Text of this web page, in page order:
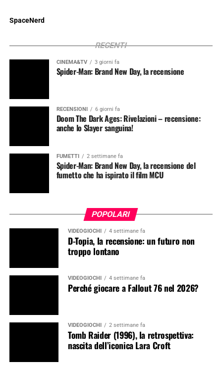
SpaceNerd
RECENTI
CINEMA&TV 3 giorni fa
Spider-Man: Brand New Day, la recensione
RECENSIONI 6 giorni fa
Doom The Dark Ages: Rivelazioni – recensione:
anche lo Slayer sanguina!
FUMETTI 2 settimane fa
Spider-Man: Brand New Day, la recensione del
fumetto che ha ispirato il film MCU
POPOLARI
VIDEOGIOCHI 4 settimane fa
D-Topia, la recensione: un futuro non
troppo lontano
VIDEOGIOCHI 4 settimane fa
Perché giocare a Fallout 76 nel 2026?
VIDEOGIOCHI 2 settimane fa
Tomb Raider (1996), la retrospettiva:
nascita dell’iconica Lara Croft